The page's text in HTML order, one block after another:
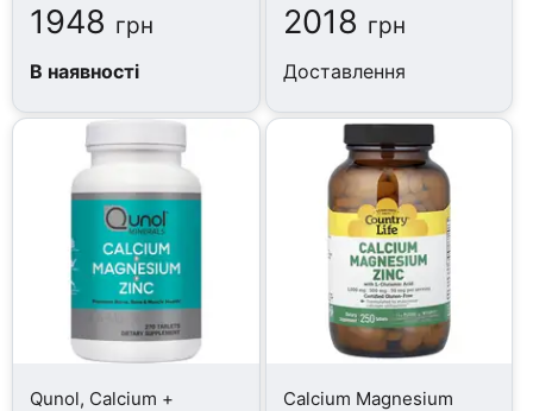
1948 грн
В наявності
2018 грн
Доставлення
Qunol, Calcium +
Calcium Magnesium